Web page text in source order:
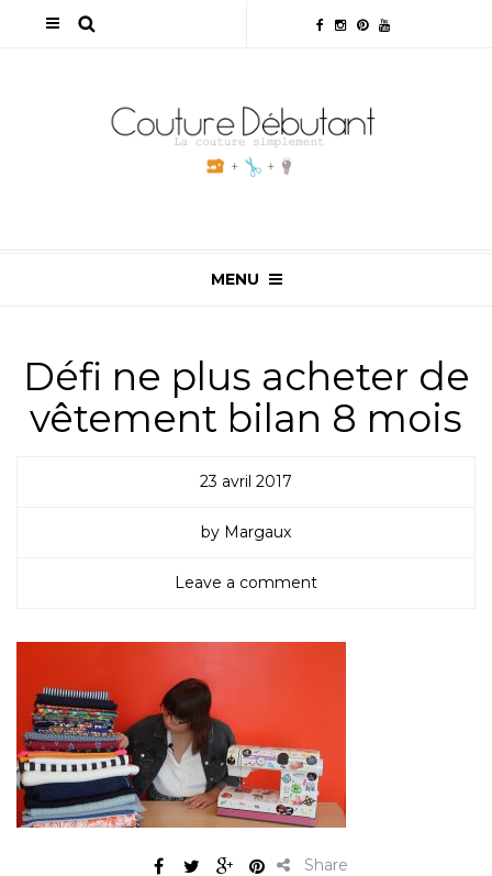
MENU
Défi ne plus acheter de
vêtement bilan 8 mois
23 avril 2017
by Margaux
Leave a comment
Share